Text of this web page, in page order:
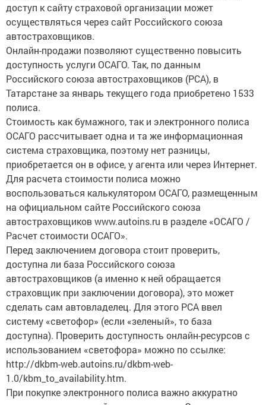
доступ к сайту страховой организации может
осуществляться через сайт Российского союза
автостраховщиков.
Онлайн-продажи позволяют существенно повысить
доступность услуги ОСАГО. Так, по данным
Российского союза автостраховщиков (РСА), в
Татарстане за январь текущего года приобретено 1533
полиса.
Стоимость как бумажного, так и электронного полиса
ОСАГО рассчитывает одна и та же информационная
система страховщика, поэтому нет разницы,
приобретается он в офисе, у агента или через Интернет.
Для расчета стоимости полиса можно
воспользоваться калькулятором ОСАГО, размещенным
на официальном сайте Российского союза
автостраховщиков www.autoins.ru в разделе «ОСАГО /
Расчет стоимости ОСАГО».
Перед заключением договора стоит проверить,
доступна ли база Российского союза
автостраховщиков (а именно к ней обращается
страховщик при заключении договора), это может
сделать сам автовладелец. Для этого РСА ввел
систему «светофор» (если «зеленый», то база
доступна). Проверить доступность онлайн-ресурсов с
использованием «светофора» можно по ссылке:
http://dkbm-web.autoins.ru/dkbm-web-
1.0/kbm_to_availability.htm.
При покупке электронного полиса важно аккуратно